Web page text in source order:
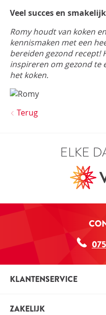
Veel succes en
Romy houdt van koken
kennismaken met een
bereiden gezond recept!
inspireren om gezond te
het koken.
Terug
ELKE
KLANTENSERVICE
ZAKELIJK